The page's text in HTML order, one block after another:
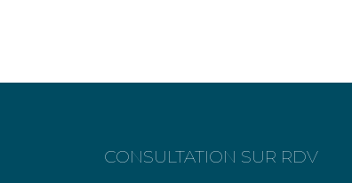
CONSULTATION SUR RDV